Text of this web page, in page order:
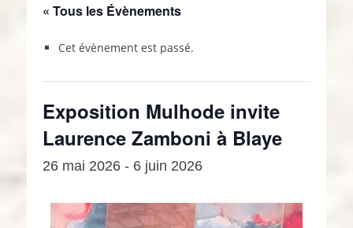
« Tous les Évènements
Cet évènement est passé.
Exposition Mulhode invite
Laurence Zamboni à Blaye
26 mai 2026 - 6 juin 2026